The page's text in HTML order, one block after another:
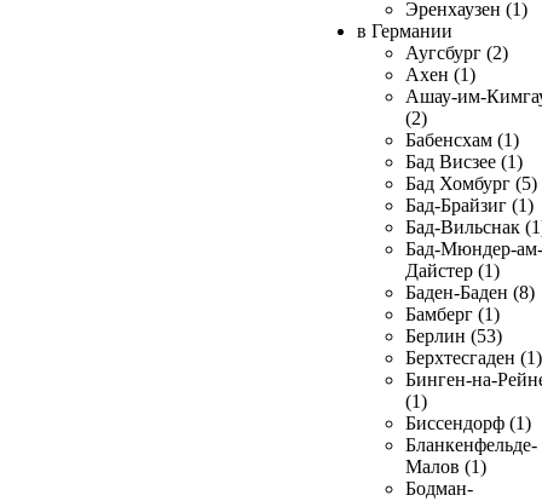
Эренхаузен (1)
в Германии
Аугсбург (2)
Ахен (1)
Ашау-им-
(2)
Бабенсхам (1)
Бад Висзее (1)
Бад Хомбург (5)
Бад-Брайзиг (1)
Бад-Вильснак
Бад-Мюндер-ам-
Дайстер (1)
Баден-Баден (8)
Бамберг (1)
Берлин (53)
Берхтесгаден (1)
Бинген-на-
(1)
Биссендорф (1)
Бланкенфельде-
Малов (1)
Бодман-